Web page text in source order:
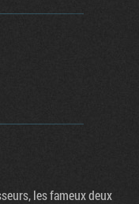
les fameux deux